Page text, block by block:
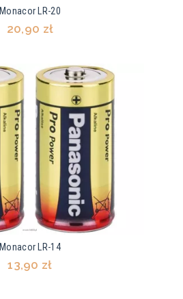
Monacor LR-20
20,90 zł
Monacor LR-14
13,90 zł